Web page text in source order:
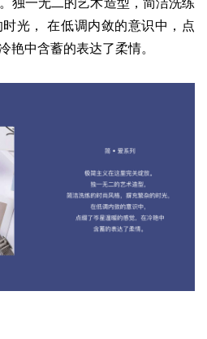
独一无二的艺术造型， 简洁洗练
时光，在低调内敛的意识中，点
艳中含蓄的表达了柔情。